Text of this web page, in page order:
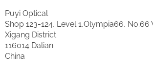
Puyi Optical
Shop 123-124, Level 1,Olympia66, No.66
Xigang District
116014 Dalian
China